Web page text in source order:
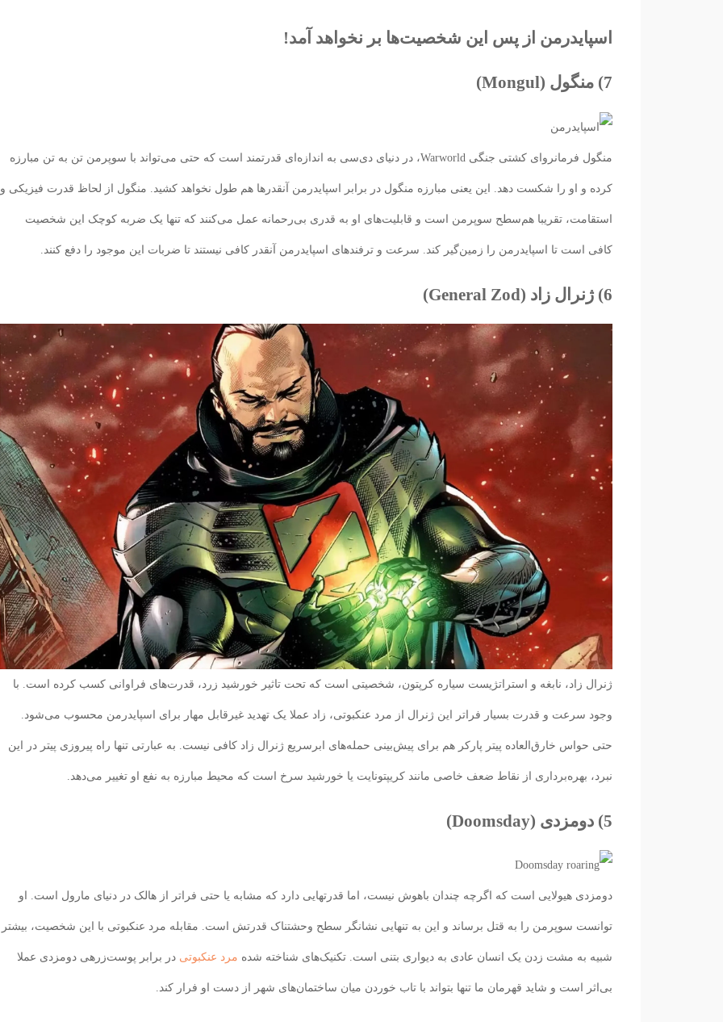
اسپایدرمن از پس این شخصیت‌ها بر نخواهد آمد!
7) منگول (Mongul)
منگول فرمانروای کشتی جنگی Warworld، در دنیای دی‌سی به اندازه‌ای قدرتمند است که حتی می‌تواند با سوپرمن تن به تن مبارزه
کرده و او را شکست دهد. این یعنی مبارزه منگول در برابر اسپایدرمن آنقدرها هم طول نخواهد کشید. منگول از لحاظ قدرت فیزیکی و
استقامت، تقریبا هم‌سطح سوپرمن است و قابلیت‌های او به قدری بی‌رحمانه عمل می‌کنند که تنها یک ضربه‌ کوچک این شخصیت
کافی است تا اسپایدرمن را زمین‌گیر کند. سرعت و ترفندهای اسپایدرمن آنقدر کافی نیستند تا ضربات این موجود را دفع کنند.
6) ژنرال زاد (General Zod)
ژنرال زاد، نابغه و استراتژیست سیاره کرپتون، شخصیتی است که تحت تاثیر خورشید زرد، قدرت‌های فراوانی کسب کرده است. با
وجود سرعت و قدرت بسیار فراتر این ژنرال از مرد عنکبوتی، زاد عملا یک تهدید غیرقابل مهار برای اسپایدرمن محسوب می‌شود.
حتی حواس خارق‌العاده پیتر پارکر هم برای پیش‌بینی حمله‌های ابرسریع ژنرال زاد کافی نیست. به عبارتی تنها راه پیروزی پیتر در این
نبرد، بهره‌برداری از نقاط ضعف خاصی مانند کریپتونایت یا خورشید سرخ است که محیط مبارزه به نفع او تغییر می‌دهد.
5) دومزدی (Doomsday)
دومزدی هیولایی است که اگرچه چندان باهوش نیست، اما قدرتهایی دارد که مشابه یا حتی فراتر از هالک در دنیای مارول است. او
توانست سوپرمن را به قتل برساند و این به تنهایی نشانگر سطح وحشتناک قدرتش است. مقابله مرد عنکبوتی با این شخصیت، بیشتر
شبیه به مشت زدن یک انسان عادی به دیواری بتنی است. تکنیک‌های شناخته شده‌ مرد عنکبوتی در برابر پوست‌زرهی دومزدی عملا
بی‌اثر است و شاید قهرمان ما تنها بتواند با تاب خوردن میان ساختمان‌های شهر از دست او فرار کند.